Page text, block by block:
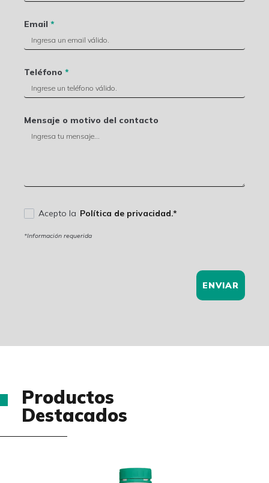
Email*
Teléfono*
Mensaje o motivo del contacto
Acepto la Política de privacidad.*
*Información requerida
ENVIAR
Productos
Destacados